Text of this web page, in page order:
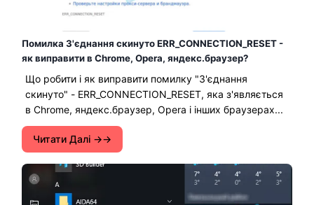
Помилка З'єднання скинуто ERR_CONNECTION_RESET -
як виправити в Chrome, Opera, яндекс.браузер?
Що робити і як виправити помилку "З'єднання
скинуто" - ERR_CONNECTION_RESET, яка з'являється
в Chrome, яндекс.браузер, Opera і інших браузерах...
Читати Далі →